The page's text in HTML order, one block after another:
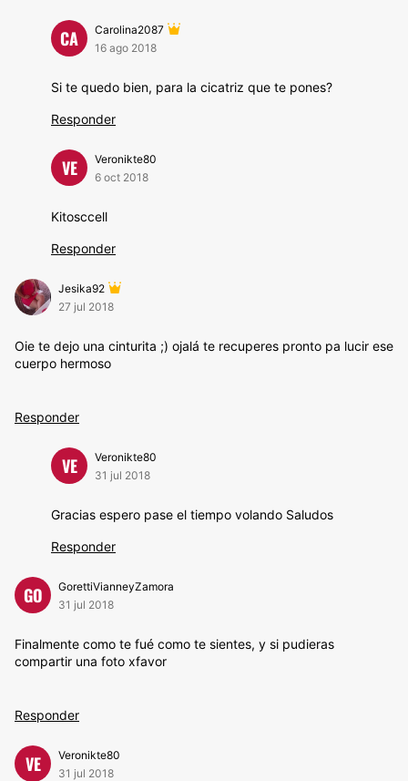
CA
Carolina2087
16 ago 2018
Si te quedo bien, para la cicatriz que te pones?
Responder
VE
Veronikte80
6 oct 2018
Kitosccell
Responder
Jesika92
27 jul 2018
Oie te dejo una cinturita ;) ojalá te recuperes pronto pa lucir ese
cuerpo hermoso
Responder
VE
Veronikte80
31 jul 2018
Gracias espero pase el tiempo volando Saludos
Responder
GO
GorettiVianneyZamora
31 jul 2018
Finalmente como te fué como te sientes, y si pudieras
compartir una foto xfavor
Responder
VE
Veronikte80
31 jul 2018